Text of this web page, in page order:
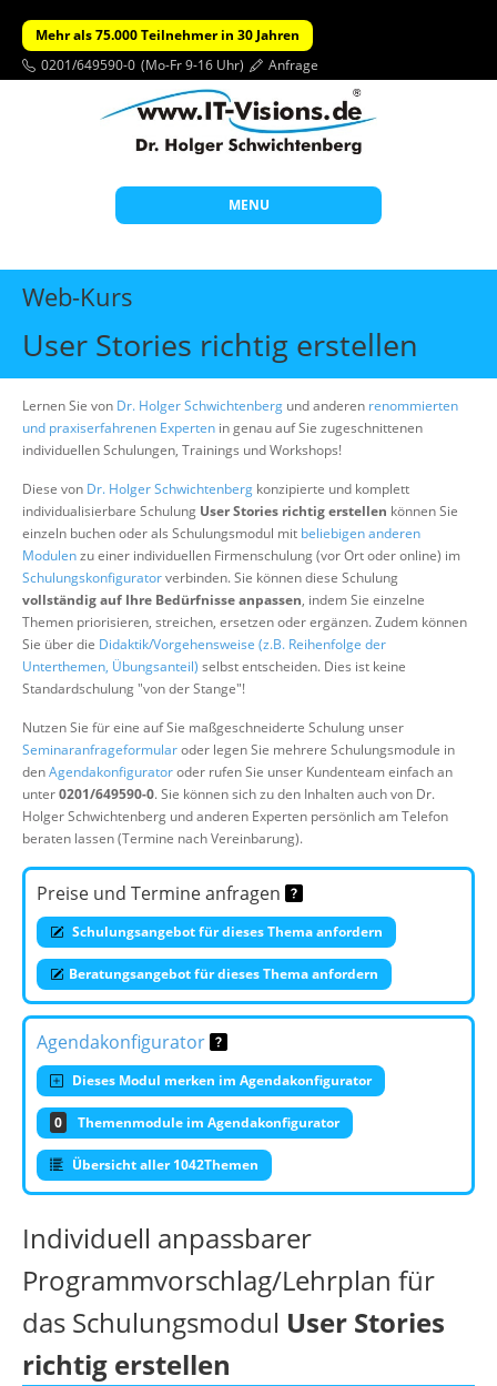
Mehr als 75.000 Teilnehmer in 30 Jahren
0201/649590-0 (Mo-Fr 9-16 Uhr) Anfrage
MENU
Start
Beratung
Offene Seminare
Über uns
Suche
Web-Kurs
User Stories richtig erstellen
Lernen Sie von Dr. Holger Schwichtenberg und anderen renommierten
und praxiserfahrenen Experten in genau auf Sie zugeschnittenen
individuellen Schulungen, Trainings und Workshops!
Diese von Dr. Holger Schwichtenberg konzipierte und komplett
individualisierbare Schulung User Stories richtig erstellen können Sie
einzeln buchen oder als Schulungsmodul mit beliebigen anderen
Modulenzu einer individuellen Firmenschulung (vor Ort oder online) im
Schulungskonfiguratorverbinden. Sie können diese Schulung
vollständig auf Ihre Bedürfnisse anpassen, indem Sie einzelne
Themen priorisieren, streichen, ersetzen oder ergänzen. Zudem können
Sie über die Didaktik/Vorgehensweise (z.B. Reihenfolge der
Unterthemen, Übungsanteil) selbst entscheiden. Dies ist keine
Standardschulung "von der Stange"!
Nutzen Sie für eine auf Sie maßgeschneiderte Schulung unser
Seminaranfrageformularoder legen Sie mehrere Schulungsmodule in
denAgendakonfiguratoroder rufen Sie unser Kundenteam einfach an
unter0201/649590-0. Sie können sich zu den Inhalten auch von Dr.
Holger Schwichtenberg und anderen Experten persönlich am Telefon
beraten lassen (Termine nach Vereinbarung).
Preise und Termine anfragen
Schulungsangebot für dieses Thema anfordern
Beratungsangebot für dieses Thema anfordern
Agendakonfigurator
Dieses Modul merken im Agendakonfigurator
0 Themenmodule im Agendakonfigurator
Übersicht aller 1042Themen
Individuell anpassbarer
Programmvorschlag/Lehrplan für
das Schulungsmodul User Stories
richtig erstellen